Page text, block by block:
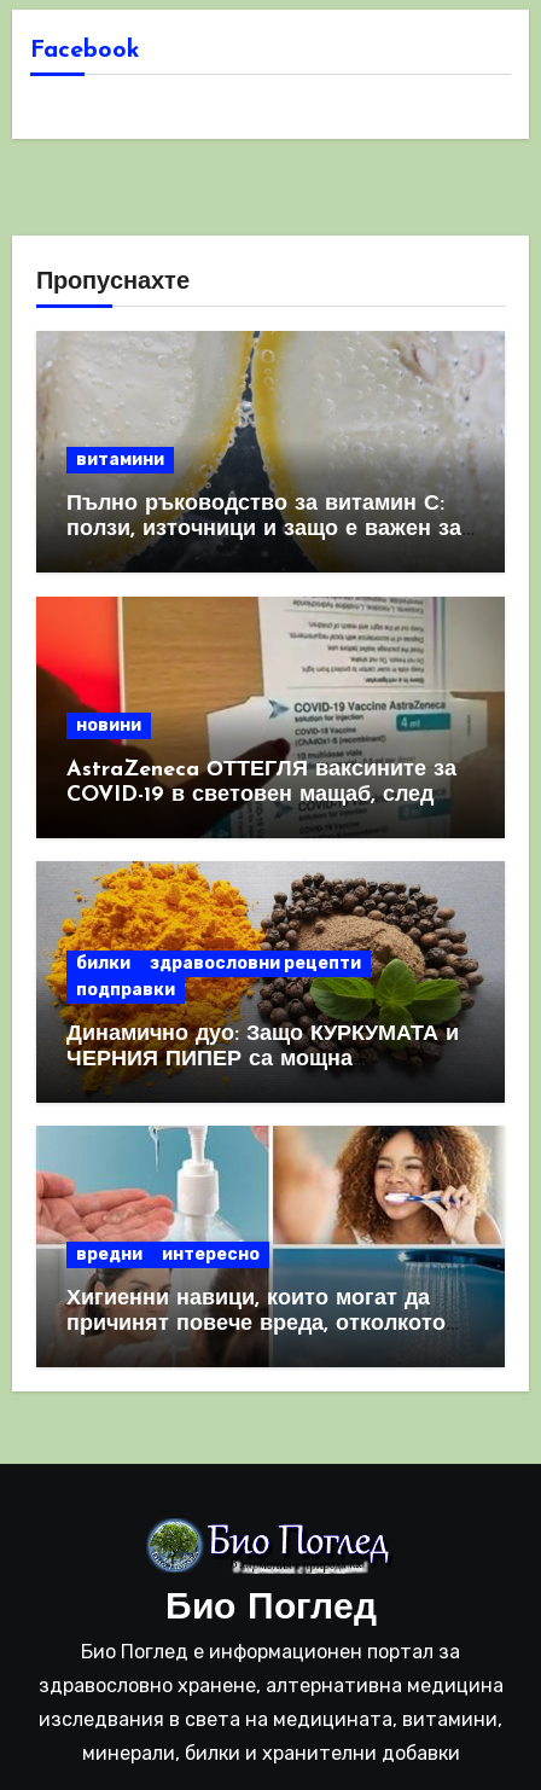
Facebook
Пропуснахте
витамини
Пълно ръководство за витамин С:
ползи, източници и защо е важен за
имунната система
новини
AstraZeneca ОТТЕГЛЯ ваксините за
COVID-19 в световен мащаб, след
като призна, че те причиняват
КРЪВНИ съсиреци
билки
здравословни рецепти
подправки
Динамично дуо: Защо КУРКУМАТА и
ЧЕРНИЯ ПИПЕР са мощна
комбинация
вредни интересно
Хигиенни навици, които могат да
причинят повече вреда, отколкото
полза
Био Поглед
Био Поглед е информационен портал за
здравословно хранене, алтернативна медицина
изследвания в света на медицината, витамини,
минерали, билки и хранителни добавки